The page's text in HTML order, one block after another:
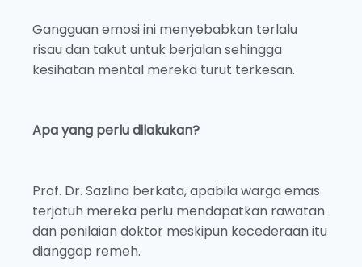
Gangguan emosi ini menyebabkan terlalu
risau dan takut untuk berjalan sehingga
kesihatan mental mereka turut terkesan.
Apa yang perlu dilakukan?
Prof. Dr. Sazlina berkata, apabila warga emas
terjatuh mereka perlu mendapatkan rawatan
dan penilaian doktor meskipun kecederaan itu
dianggap remeh.